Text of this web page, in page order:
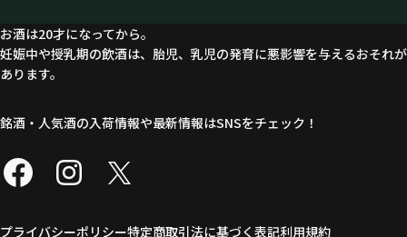
お酒は20才になってから。
妊娠中や授乳期の飲酒は、胎児、乳児の発育に悪影響を与えるおそれが
あります。
プライバシーポリシー特定商取引法に基づく表記利用規約
銘酒・人気酒の入荷情報や最新情報はSNSをチェック！